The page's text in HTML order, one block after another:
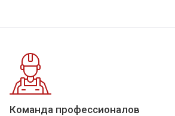
Команда профессионалов